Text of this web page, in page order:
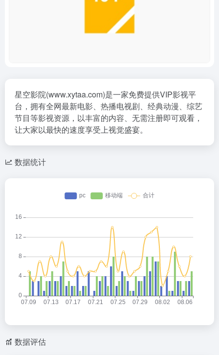
星空影院(www.xytaa.com)是一家免费提供VIP影视平
台，拥有全网最新电影、热播电视剧、经典动漫、综艺
节目等影视资源，以丰富的内容、无需注册即可观看，
让大家以最快的速度享受上视觉盛宴。
数据统计
数据评估